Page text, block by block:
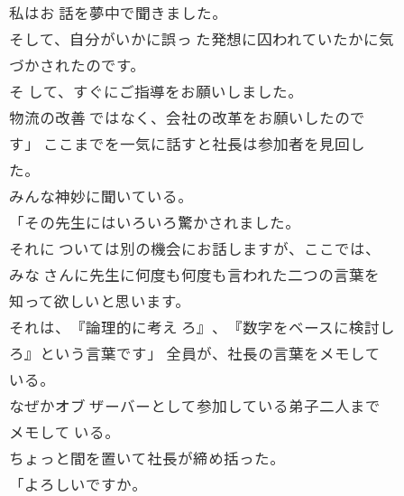
私はお 話を夢中で聞きました。
そして、自分がいかに誤っ た発想に囚われていたかに気
づかされたのです。
そ して、すぐにご指導をお願いしました。
物流の改善 ではなく、会社の改革をお願いしたので
す」 ここまでを一気に話すと社長は参加者を見回し
た。
みんな神妙に聞いている。
「その先生にはいろいろ驚かされました。
それに ついては別の機会にお話しますが、ここでは、
みな さんに先生に何度も何度も言われた二つの言葉を
知って欲しいと思います。
それは、『論理的に考え ろ』、『数字をベースに検討し
ろ』という言葉です」 全員が、社長の言葉をメモして
いる。
なぜかオブ ザーバーとして参加している弟子二人まで
メモして いる。
ちょっと間を置いて社長が締め括った。
「よろしいですか。